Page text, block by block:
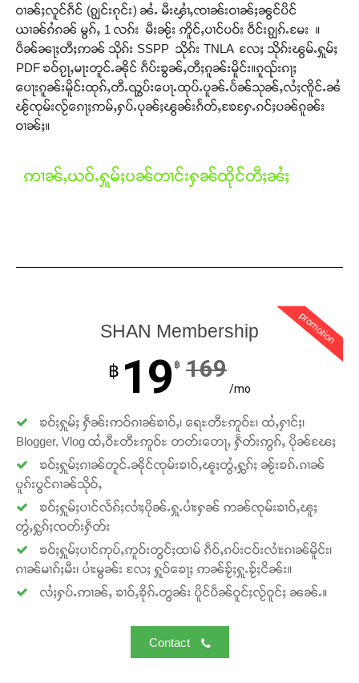
တႃႇႁႂ်ႈသဵင်ၵၢင်ၸႂ်ၵူၼ်းမိူင်း ၵူႈတီႈၵူႈလႅၼ်ပေႃးတေၸွ
တ်ႇ တူဝ်ႈလုမ်ႈၾႃႉၼၼ်ႉ ၶဝ်ႈႁူမ်ႈၵမ်ႉထႅမ် ၸုမ်းၶၢ
ဝၢၼ်ႈလူင်ၵဵင် (ၵျွင်းၵုင်း) ၼႆႉ မီးၾၢႆႇၸၢၼ်းဝၢၼ်ႈၼွင်ပိင်
ယၢၼ်ၵႆၵၼ် မွၵ်ႇ 1 လၵ်း မီးၼႂ်း ဢိူင်ႇပၢင်ပဝ်း ဝဵင်းၵျွၵ်ႉမႄး ။
ပဵၼ်ၼႃႈတီႈဢၼ် သိုၵ်း SSPP သိုၵ်း TNLA လႄႈ သိုၵ်းၽွမ်ႉႁူမ်ႈ
PDF ၶဝ်ၵႂႃႇမႃးတူင်ႉၼိုင် ၵဵပ်းၶွၼ်ႇတီႈၵူၼ်းမိူင်း။ၵူၺ်းၵႃႈ
ပေႃးၵူၼ်းမိူင်းထုၵ်ႇတီႉၺွပ်းပေႃႉထုပ်ႉပူၼ်ႉပႅၼ်သုၼ်ႇလႆႈၸိူင်ႉၼႆ
ၽႂ်ၸုမ်းလႂ်ၵေႃႈဢမ်ႇႁပ်ႉပုၼ်ႈၽွၼ်းၵႅတ်ႇၶႄႁႄႉၵင်ႈပၼ်ၵူၼ်း
ဝၢၼ်ႈ။
ဢၢၼ်ႇယဝ်ႉႁူမ်ႈပၼ်တၢင်းႁၼ်ထိုင်တီႈၼႆႈ
promotion
SHAN Membership
฿ 19 ฿ 169
/mo
ၶဝ်ႈႁူမ်ႈ ႁဵၼ်းဢဝ်ၵၢၼ်ၶၢဝ်ႇ၊ ရေႊတီႊဢူဝ်ႊ၊ ထႆႇႁၢင်ႈ၊
Blogger, Vlog ထႆႇဝီႊတီႊဢူဝ်ႊ တတ်းတေႃႇ ႁဵတ်းဢွၵ်ႇ ပိုၼ်ၽႄႈ
ၶဝ်ႈႁူမ်ႈၵၢၼ်တူင်ႉၼိုင်ၸုမ်းၶၢဝ်ႇၽူႈတွႆႇႁွၵ်ႈ ၼႂ်းၶၵ်ႉၵၢၼ်
ပူၵ်းပွင်ၵၢၼ်သိုဝ်ႇ
ၶဝ်ႈႁူမ်ႈပၢင်လႅၵ်ႈလၢႆႈပိုၼ်ႉႁူႉပၢႆးႁၼ် ဢၼ်ၸုမ်းၶၢဝ်ႇၽူႈ
တွႆႇႁွၵ်ႈၸတ်းႁဵတ်း
ၶဝ်ႈႁူမ်ႈပၢင်ဢုပ်ႇဢူဝ်းတွင်ႈထၢမ် ၵဵဝ်ႇၵပ်းငဝ်းလၢႆးၵၢၼ်မိူင်း၊
ၵၢၼ်မၢၵ်ႈမီး၊ ပၢႆးမွၼ်း လႄႈ ႁူဝ်ၶေႃႈ ဢၼ်ၶႂ်ႈႁူႉၶႂ်ႈငိၼ်း။
လႆႈႁပ်ႉဢၢၼ်ႇ ၶၢဝ်ႇၶိုၵ်ႉတွၼ်း ပိူင်ပဵၼ်ဝူင်ႈလႂ်ဝူင်ႈ ၼၼ်ႉ။
Contact